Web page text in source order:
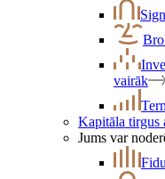
vairāk
Kapitāla tirgus
Jums var